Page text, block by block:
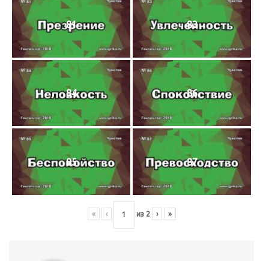
81 83
84 86
85 87
« ‹ из 2 › »